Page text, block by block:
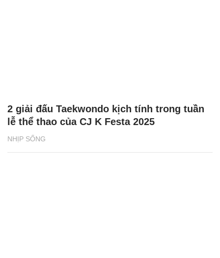
NHỊP SỐNG
2 giải đấu Taekwondo kịch tính trong tuần
lễ thể thao của CJ K Festa 2025